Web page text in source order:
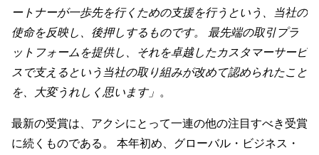
ートナーが一歩先を行くための支援を行うという、当社の
使命を反映し、後押しするものです。 最先端の取引プラ
ットフォームを提供し、それを卓越したカスタマーサービ
スで支えるという当社の取り組みが改めて認められたこと
を、大変うれしく思います」 。
最新の受賞は、アクシにとって一連の他の注目すべき受賞
に続くものである。 本年初め、グローバル・ビジネス・